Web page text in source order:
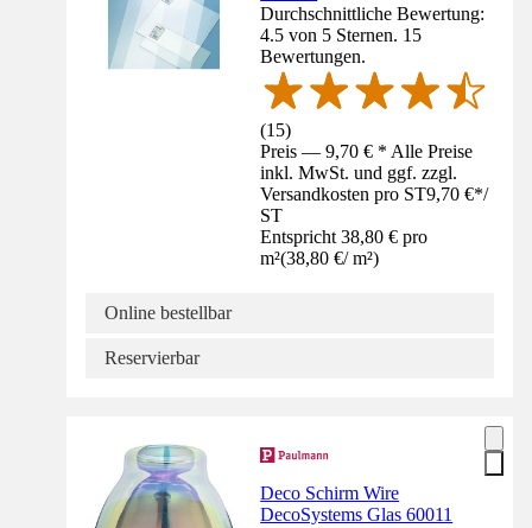
Durchschnittliche Bewertung:
4.5 von 5 Sternen. 15
Bewertungen.
(15)
Preis — 9,70 € * Alle Preise
inkl. MwSt. und ggf. zzgl.
Versandkosten pro ST9,70 €*/
ST
Entspricht 38,80 € pro
m²(38,80 €/ m²)
Online bestellbar
Reservierbar
Deco Schirm Wire
DecoSystems Glas 60011